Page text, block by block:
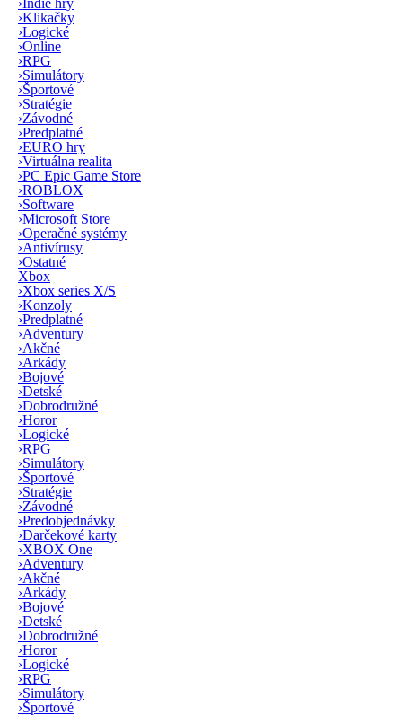
›Indie hry
›Klikačky
›Logické
›Online
›RPG
›Simulátory
›Športové
›Stratégie
›Závodné
›Predplatné
›EURO hry
›Virtuálna realita
›PC Epic Game Store
›ROBLOX
›Software
›Microsoft Store
›Operačné systémy
›Antivírusy
›Ostatné
Xbox
›Xbox series X/S
›Konzoly
›Predplatné
›Adventury
›Akčné
›Arkády
›Bojové
›Detské
›Dobrodružné
›Horor
›Logické
›RPG
›Simulátory
›Športové
›Stratégie
›Závodné
›Predobjednávky
›Darčekové karty
›XBOX One
›Adventury
›Akčné
›Arkády
›Bojové
›Detské
›Dobrodružné
›Horor
›Logické
›RPG
›Simulátory
›Športové